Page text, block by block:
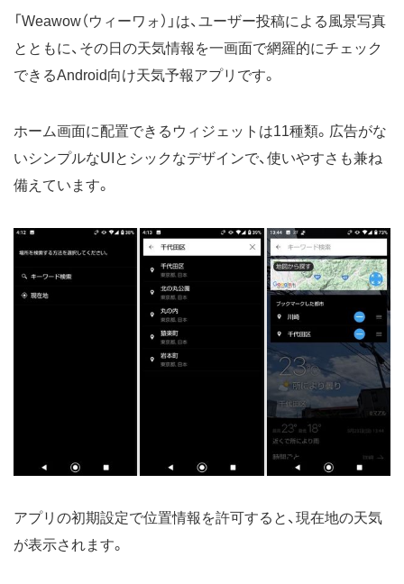
「Weawow（ウィーワォ）」は、ユーザー投稿による風景写真
とともに、その日の天気情報を一画面で網羅的にチェック
できるAndroid向け天気予報アプリです。
ホーム画面に配置できるウィジェットは11種類。広告がな
いシンプルなUIとシックなデザインで、使いやすさも兼ね
備えています。
アプリの初期設定で位置情報を許可すると、現在地の天気
が表示されます。